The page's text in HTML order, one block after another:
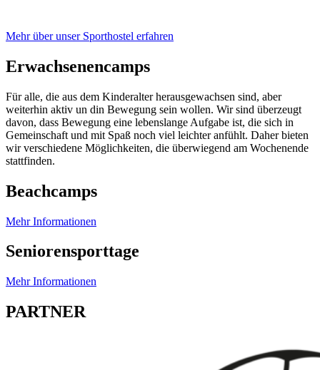
Mehr über unser Sporthostel erfahren
Erwachsenencamps
Für alle, die aus dem Kinderalter herausgewachsen sind, aber
weiterhin aktiv un din Bewegung sein wollen. Wir sind überzeugt
davon, dass Bewegung eine lebenslange Aufgabe ist, die sich in
Gemeinschaft und mit Spaß noch viel leichter anfühlt. Daher bieten
wir verschiedene Möglichkeiten, die überwiegend am Wochenende
stattfinden.
Beachcamps
Mehr Informationen
Seniorensporttage
Mehr Informationen
PARTNER